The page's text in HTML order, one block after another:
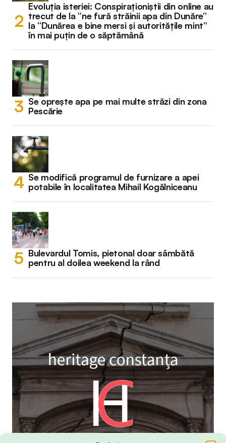
Evoluția isteriei: Conspiraționiștii din online au
trecut de la “ne fură străinii apa din Dunăre”
la “Dunărea e bine mersi și autoritățile mint”
în mai puțin de o săptămână
Se oprește apa pe mai multe străzi din zona
Pescărie
Se modifică programul de furnizare a apei
potabile în localitatea Mihail Kogălniceanu
Bulevardul Tomis, pietonal doar sâmbătă
pentru al doilea weekend la rând